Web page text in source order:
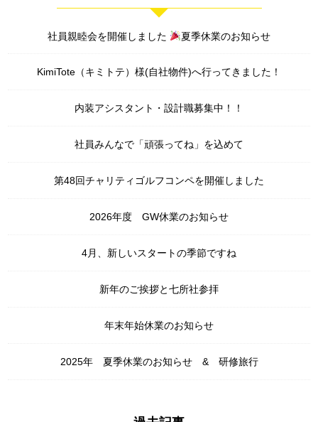
社員親睦会を開催しました 夏季休業のお知らせ
KimiTote（キミトテ）様(自社物件)へ行ってきました！
内装アシスタント・設計職募集中！！
社員みんなで「頑張ってね」を込めて
第48回チャリティゴルフコンペを開催しました
2026年度 GW休業のお知らせ
4月、新しいスタートの季節ですね
新年のご挨拶と七所社参拝
年末年始休業のお知らせ
2025年 夏季休業のお知らせ & 研修旅行